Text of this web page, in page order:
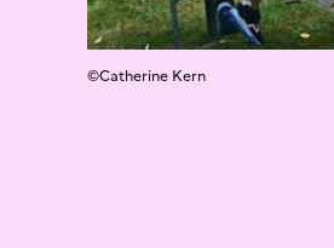
©Catherine Kern